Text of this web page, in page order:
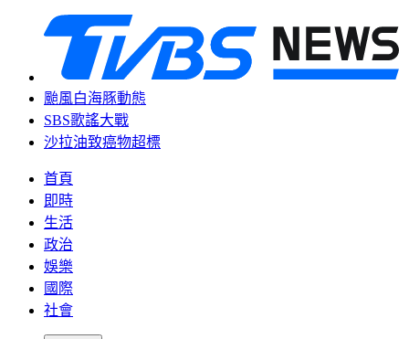
颱風白海豚動態
SBS歌謠大戰
沙拉油致癌物超標
首頁
即時
生活
政治
娛樂
國際
社會